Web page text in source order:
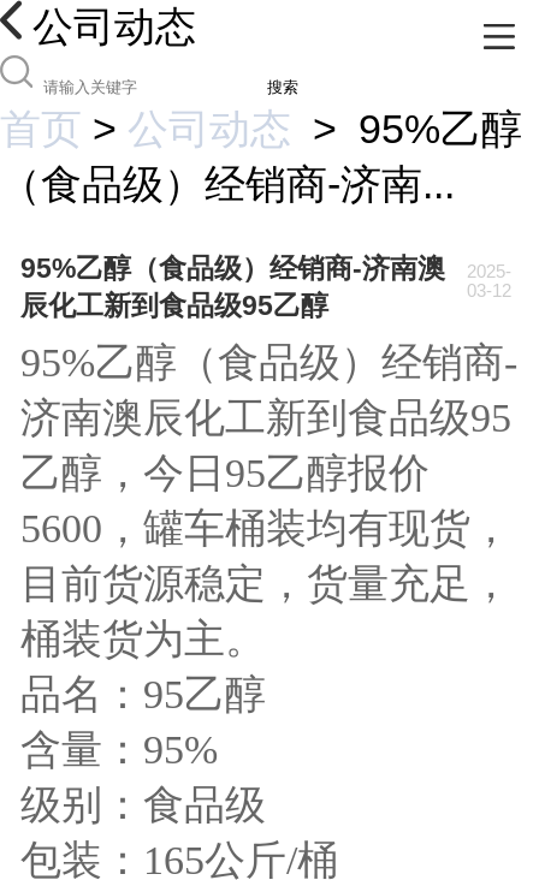
公司动态
搜索
首页 > 公司动态 > 95%乙醇
（食品级）经销商-济南...
95%乙醇（食品级）经销商-济南澳
辰化工新到食品级95乙醇
2025-
03-12
95%乙醇（食品级）经销商-
济南澳辰化工新到食品级95
乙醇，今日95乙醇报价
5600，罐车桶装均有现货，
目前货源稳定，货量充足，
桶装货为主。
品名：95乙醇
含量：95%
级别：食品级
包装：165公斤/桶